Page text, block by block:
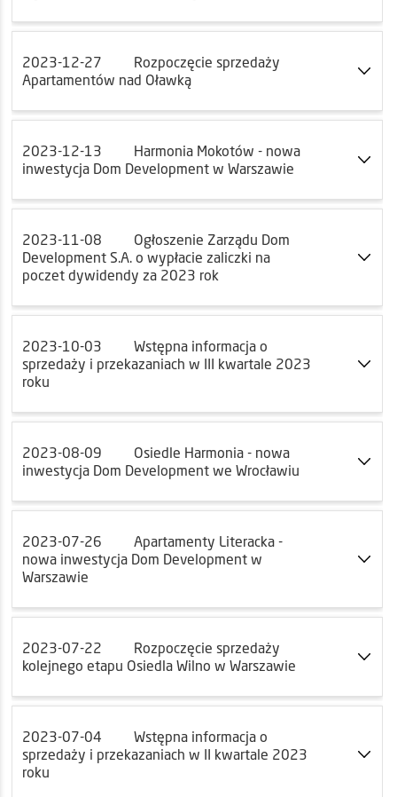
2023-12-27
Rozpoczęcie sprzedaży
Apartamentów nad Oławką
2023-12-13
Harmonia Mokotów - nowa
inwestycja Dom Development w Warszawie
2023-11-08
Ogłoszenie Zarządu Dom
Development S.A. o wypłacie zaliczki na
poczet dywidendy za 2023 rok
2023-10-03
Wstępna informacja o
sprzedaży i przekazaniach w III kwartale 2023
roku
2023-08-09
Osiedle Harmonia - nowa
inwestycja Dom Development we Wrocławiu
2023-07-26
Apartamenty Literacka -
nowa inwestycja Dom Development w
Warszawie
2023-07-22
Rozpoczęcie sprzedaży
kolejnego etapu Osiedla Wilno w Warszawie
2023-07-04
Wstępna informacja o
sprzedaży i przekazaniach w II kwartale 2023
roku